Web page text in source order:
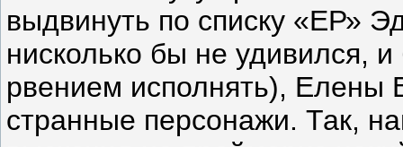
выдвинуть по списку «ЕР»
нисколько бы не удивился,
рвением исполнять), Елены
странные персонажи. Так,